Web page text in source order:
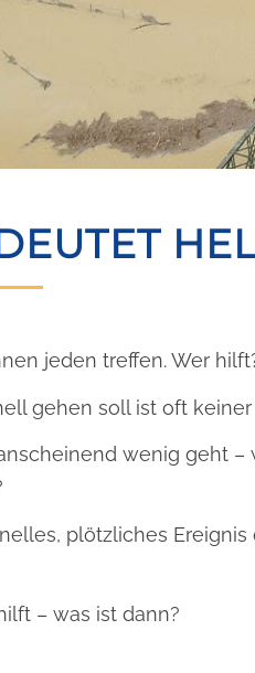
jeden treffen. Wer
gehen soll ist oft keiner
wenig geht –
plötzliches Ereignis
– was ist dann?